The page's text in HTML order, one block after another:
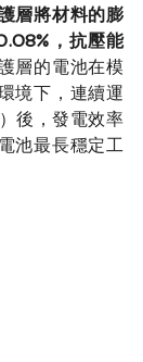
層將材料的膨
，抗壓能
層的電池在模
境下，連續運
後，發電效率
池最長穩定工